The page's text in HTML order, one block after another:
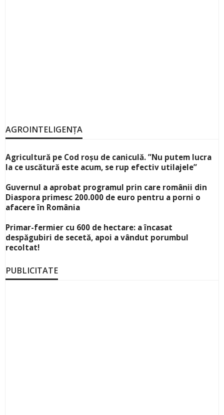
AGROINTELIGENȚA
Agricultură pe Cod roșu de caniculă. ”Nu putem lucra
la ce uscătură este acum, se rup efectiv utilajele”
Guvernul a aprobat programul prin care românii din
Diaspora primesc 200.000 de euro pentru a porni o
afacere în România
Primar-fermier cu 600 de hectare: a încasat
despăgubiri de secetă, apoi a vândut porumbul
recoltat!
PUBLICITATE